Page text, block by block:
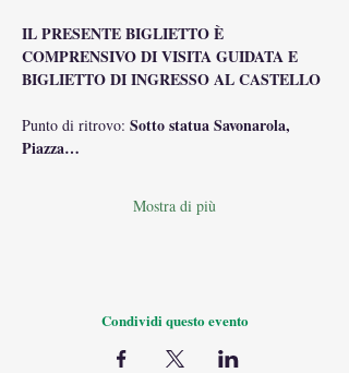
IL PRESENTE BIGLIETTO È
COMPRENSIVO DI VISITA GUIDATA E
BIGLIETTO DI INGRESSO AL CASTELLO
Punto di ritrovo: Sotto statua Savonarola,
Piazza…
Mostra di più
Condividi questo evento